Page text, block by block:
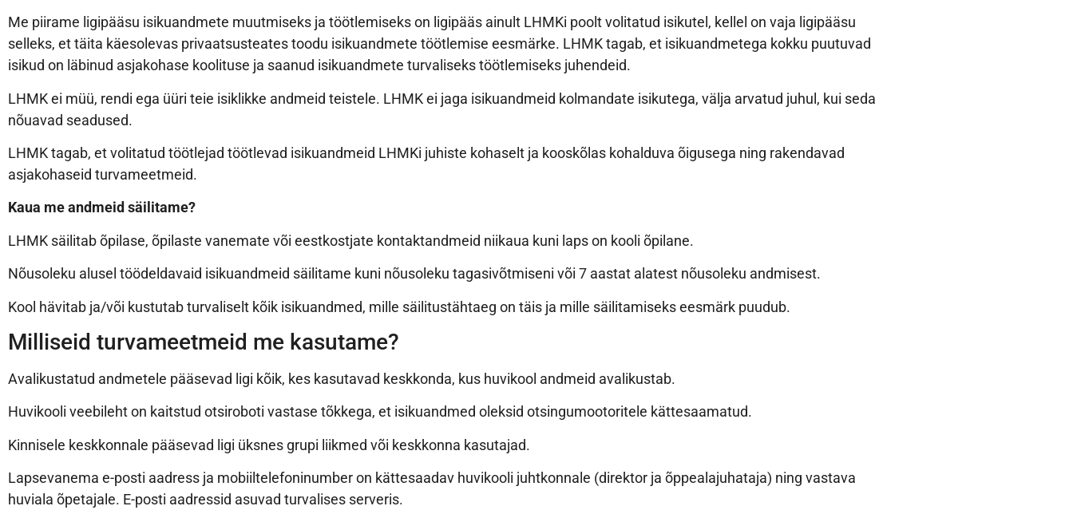
Me piirame ligipääsu isikuandmete muutmiseks ja töötlemiseks on ligipääs ainult LHMKi poolt volitatud isikutel, kellel on vaja ligipääsu
selleks, et täita käesolevas privaatsusteates toodu isikuandmete töötlemise eesmärke. LHMK tagab, et isikuandmetega kokku puutuvad
isikud on läbinud asjakohase koolituse ja saanud isikuandmete turvaliseks töötlemiseks juhendeid.
LHMK ei müü, rendi ega üüri teie isiklikke andmeid teistele. LHMK ei jaga isikuandmeid kolmandate isikutega, välja arvatud juhul, kui seda
nõuavad seadused.
LHMK tagab, et volitatud töötlejad töötlevad isikuandmeid LHMKi juhiste kohaselt ja kooskõlas kohalduva õigusega ning rakendavad
asjakohaseid turvameetmeid.
Kaua me andmeid säilitame?
LHMK säilitab õpilase, õpilaste vanemate või eestkostjate kontaktandmeid niikaua kuni laps on kooli õpilane.
Nõusoleku alusel töödeldavaid isikuandmeid säilitame kuni nõusoleku tagasivõtmiseni või 7 aastat alatest nõusoleku andmisest.
Kool hävitab ja/või kustutab turvaliselt kõik isikuandmed, mille säilitustähtaeg on täis ja mille säilitamiseks eesmärk puudub.
Milliseid turvameetmeid me kasutame?
Avalikustatud andmetele pääsevad ligi kõik, kes kasutavad keskkonda, kus huvikool andmeid avalikustab.
Huvikooli veebileht on kaitstud otsiroboti vastase tõkkega, et isikuandmed oleksid otsingumootoritele kättesaamatud.
Kinnisele keskkonnale pääsevad ligi üksnes grupi liikmed või keskkonna kasutajad.
Lapsevanema e-posti aadress ja mobiiltelefoninumber on kättesaadav huvikooli juhtkonnale (direktor ja õppealajuhataja) ning vastava
huviala õpetajale. E-posti aadressid asuvad turvalises serveris.